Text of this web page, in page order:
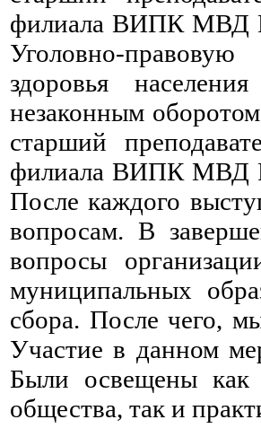
филиала ВИПК МВД
Уголовно-
здоровья
незаконным
старший
филиала ВИПК МВД
После каждого
вопросам. В
вопросы
муниципальных
сбора. После чего,
Участие в данном
Были освещены как
общества, так и